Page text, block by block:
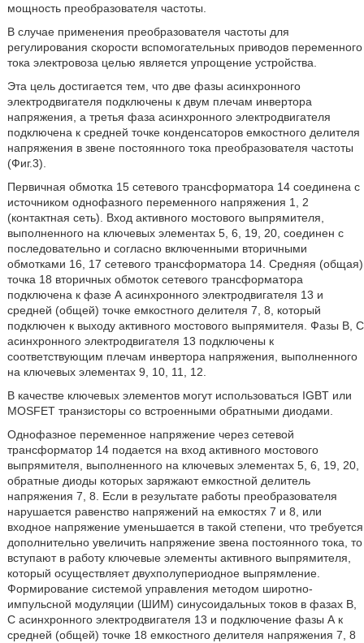
мощность преобразователя частоты.
В случае применения преобразователя частоты для
регулирования скорости вспомогательных приводов переменного
тока электровоза целью является упрощение устройства.
Эта цель достигается тем, что две фазы асинхронного
электродвигателя подключены к двум плечам инвертора
напряжения, а третья фаза асинхронного электродвигателя
подключена к средней точке конденсаторов емкостного делителя
напряжения в звене постоянного тока преобразователя частоты
(Фиг.3).
Первичная обмотка 15 сетевого трансформатора 14 соединена с
источником однофазного переменного напряжения 1, 2
(контактная сеть). Вход активного мостового выпрямителя,
выполненного на ключевых элементах 5, 6, 19, 20, соединен с
последовательно и согласно включенными вторичными
обмотками 16, 17 сетевого трансформатора 14. Средняя (общая)
точка 18 вторичных обмоток сетевого трансформатора
подключена к фазе А асинхронного электродвигателя 13 и
средней (общей) точке емкостного делителя 7, 8, который
подключен к выходу активного мостового выпрямителя. Фазы В, С
асинхронного электродвигателя 13 подключены к
соответствующим плечам инвертора напряжения, выполненного
на ключевых элементах 9, 10, 11, 12.
В качестве ключевых элементов могут использоваться IGBT или
MOSFET транзисторы со встроенными обратными диодами.
Однофазное переменное напряжение через сетевой
трансформатор 14 подается на вход активного мостового
выпрямителя, выполненного на ключевых элементах 5, 6, 19, 20,
обратные диоды которых заряжают емкостной делитель
напряжения 7, 8. Если в результате работы преобразователя
нарушается равенство напряжений на емкостях 7 и 8, или
входное напряжение уменьшается в такой степени, что требуется
дополнительно увеличить напряжение звена постоянного тока, то
вступают в работу ключевые элементы активного выпрямителя,
который осуществляет двухполупериодное выпрямление.
Формирование системой управления методом широтно-
импульсной модуляции (ШИМ) синусоидальных токов в фазах В,
С асинхронного электродвигателя 13 и подключение фазы А к
средней (общей) точке 18 емкостного делителя напряжения 7, 8